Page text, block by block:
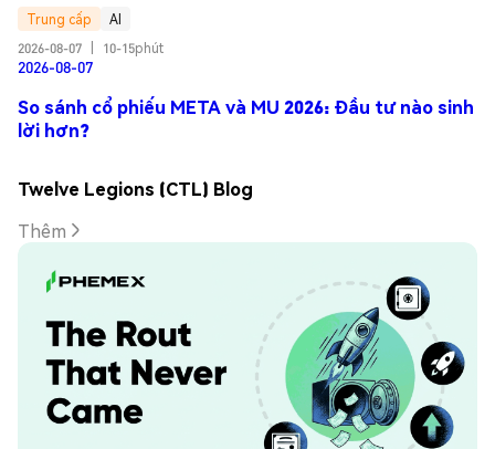
Trung cấp
AI
2026-08-07
10-15phút
2026-08-07
So sánh cổ phiếu META và MU 2026: Đầu tư nào sinh
lời hơn?
Twelve Legions (CTL) Blog
Thêm